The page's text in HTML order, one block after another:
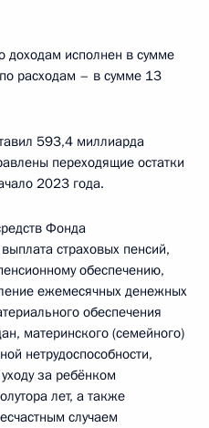
исполнен в сумме
расходам – в сумме 13
593,4 миллиарда
переходящие остатки
2023 года.
Фонда
страховых пенсий,
обеспечению,
ежемесячных денежных
обеспечения
материнского (семейного)
нетрудоспособности,
за ребёнком
лет, а также
случаем